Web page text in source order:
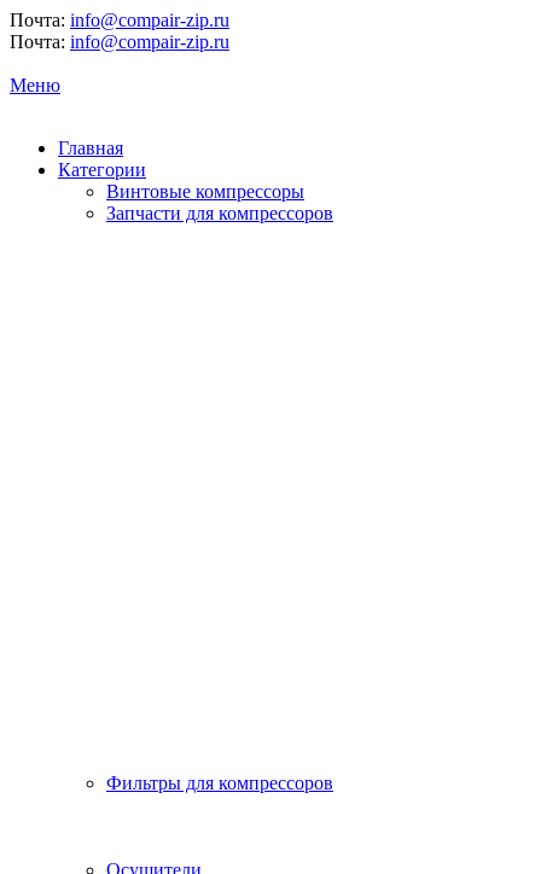
Почта: info@compair-zip.ru
Почта: info@compair-zip.ru
Меню
Главная
Категории
Винтовые компрессоры
Запчасти для компрессоров
Фильтры для компрессоров
Осушители